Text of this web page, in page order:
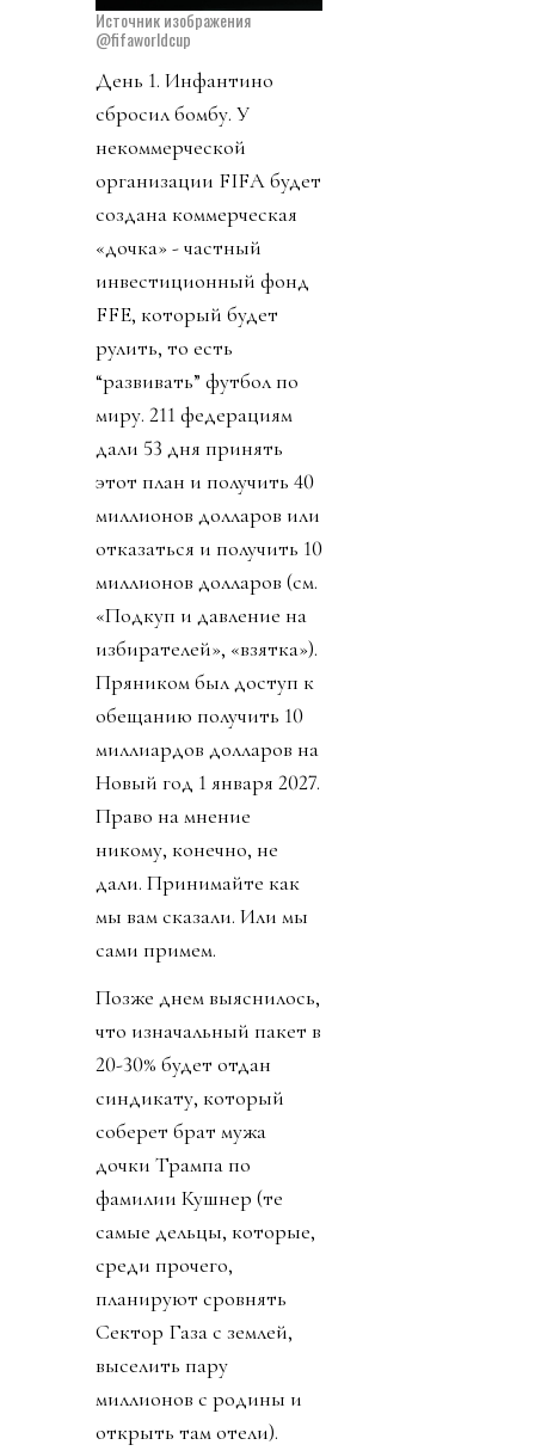
Источник изображения
@fifaworldcup
День 1. Инфантино
сбросил бомбу. У
некоммерческой
организации FIFA будет
создана коммерческая
«дочка» - частный
инвестиционный фонд
FFE, который будет
рулить, то есть
“развивать” футбол по
миру. 211 федерациям
дали 53 дня принять
этот план и получить 40
миллионов долларов или
отказаться и получить 10
миллионов долларов (см.
«Подкуп и давление на
избирателей», «взятка»).
Пряником был доступ к
обещанию получить 10
миллиардов долларов на
Новый год 1 января 2027.
Право на мнение
никому, конечно, не
дали. Принимайте как
мы вам сказали. Или мы
сами примем.
Позже днем выяснилось,
что изначальный пакет в
20-30% будет отдан
синдикату, который
соберет брат мужа
дочки Трампа по
фамилии Кушнер (те
самые дельцы, которые,
среди прочего,
планируют сровнять
Сектор Газа с землей,
выселить пару
миллионов с родины и
открыть там отели).